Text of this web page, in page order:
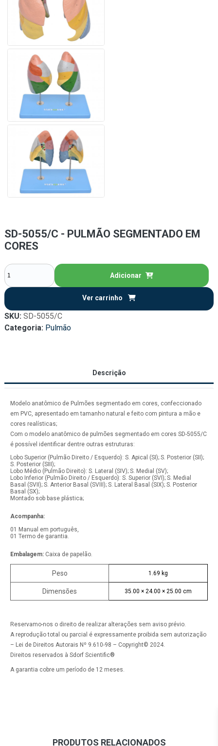
SD-5055/C - PULMÃO SEGMENTADO EM
CORES
Adicionar
Ver carrinho
SKU: SD-5055/C
Categoria: Pulmão
Descrição
Modelo anatômico de Pulmões segmentado em cores, confeccionado
em PVC, apresentado em tamanho natural e feito com pintura a mão e
cores realísticas;
Com o modelo anatômico de pulmões segmentado em cores SD-5055/C
é possível identificar dentre outras estruturas:
Lobo Superior (Pulmão Direito / Esquerdo): S. Apical (SI); S. Posterior (SII);
S. Posterior (SIII);
Lobo Médio (Pulmão Direito): S. Lateral (SIV); S. Medial (SV);
Lobo Inferior (Pulmão Direito / Esquerdo): S. Superior (SVI); S. Medial
Basal (SVII); S. Anterior Basal (SVIII); S. Lateral Basal (SIX); S. Posterior
Basal (SX);
Montado sob base plástica;
Acompanha:
01 Manual em português,
01 Termo de garantia.
Embalagem: Caixa de papelão.
Peso 1.69 kg
Dimensões 35.00 × 24.00 × 25.00 cm
Reservamo-nos o direito de realizar alterações sem aviso prévio.
A reprodução total ou parcial é expressamente proibida sem autorização
– Lei de Direitos Autorais Nº 9.610-98 – Copyright© 2024.
Direitos reservados à Sdorf Scientific®
A garantia cobre um período de 12 meses.
PRODUTOS RELACIONADOS